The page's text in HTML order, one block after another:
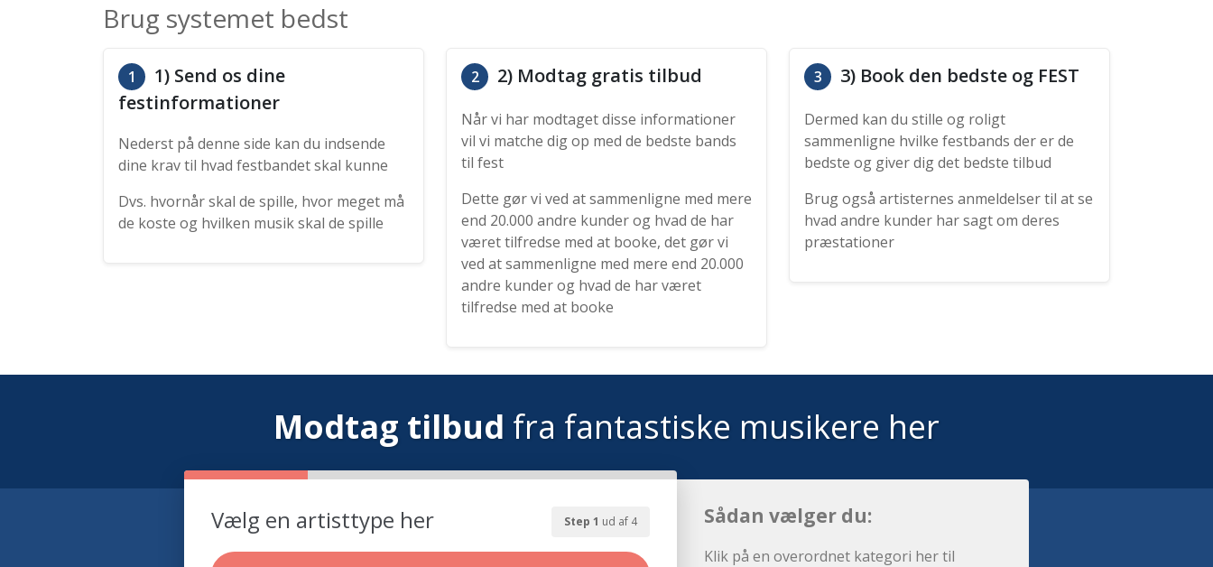
Brug systemet bedst
1
1) Send os dine
festinformationer
Nederst på denne side kan du indsende
dine krav til hvad festbandet skal kunne
Dvs. hvornår skal de spille, hvor meget må
de koste og hvilken musik skal de spille
2 2) Modtag gratis tilbud
Når vi har modtaget disse informationer
vil vi matche dig op med de bedste bands
til fest
Dette gør vi ved at sammenligne med mere
end 20.000 andre kunder og hvad de har
været tilfredse med at booke, det gør vi
ved at sammenligne med mere end 20.000
andre kunder og hvad de har været
tilfredse med at booke
3 3) Book den bedste og FEST
Dermed kan du stille og roligt
sammenligne hvilke festbands der er de
bedste og giver dig det bedste tilbud
Brug også artisternes anmeldelser til at se
hvad andre kunder har sagt om deres
præstationer
Modtag tilbud fra fantastiske musikere her
Step 1 ud af 4
Vælg en artisttype her Sådan vælger du:
Klik på en overordnet kategori her til